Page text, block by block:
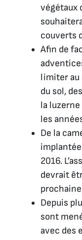
végétaux
couverts
Afin de
limiter au
du sol,
la
les
De la
2016.
devrait
Depuis
sont
avec des